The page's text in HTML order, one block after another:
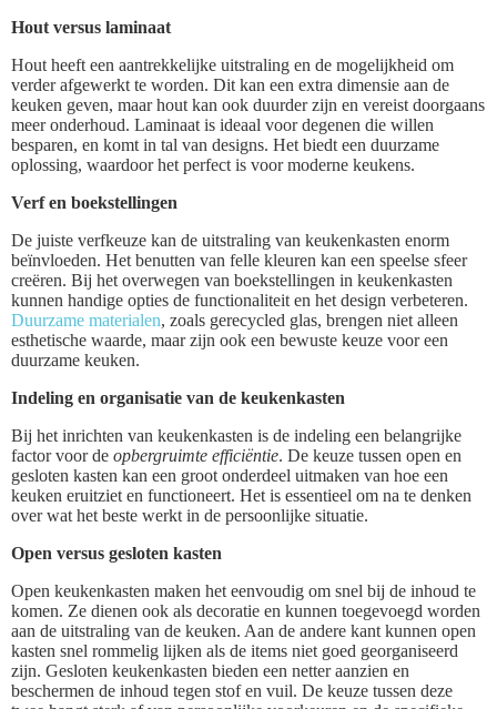
Hout versus laminaat
Hout heeft een aantrekkelijke uitstraling en de mogelijkheid om
verder afgewerkt te worden. Dit kan een extra dimensie aan de
keuken geven, maar hout kan ook duurder zijn en vereist doorgaans
meer onderhoud. Laminaat is ideaal voor degenen die willen
besparen, en komt in tal van designs. Het biedt een duurzame
oplossing, waardoor het perfect is voor moderne keukens.
Verf en boekstellingen
De juiste verfkeuze kan de uitstraling van keukenkasten enorm
beïnvloeden. Het benutten van felle kleuren kan een speelse sfeer
creëren. Bij het overwegen van boekstellingen in keukenkasten
kunnen handige opties de functionaliteit en het design verbeteren.
Duurzame materialen, zoals gerecycled glas, brengen niet alleen
esthetische waarde, maar zijn ook een bewuste keuze voor een
duurzame keuken.
Indeling en organisatie van de keukenkasten
Bij het inrichten van keukenkasten is de indeling een belangrijke
factor voor de opbergruimte efficiëntie. De keuze tussen open en
gesloten kasten kan een groot onderdeel uitmaken van hoe een
keuken eruitziet en functioneert. Het is essentieel om na te denken
over wat het beste werkt in de persoonlijke situatie.
Open versus gesloten kasten
Open keukenkasten maken het eenvoudig om snel bij de inhoud te
komen. Ze dienen ook als decoratie en kunnen toegevoegd worden
aan de uitstraling van de keuken. Aan de andere kant kunnen open
kasten snel rommelig lijken als de items niet goed georganiseerd
zijn. Gesloten keukenkasten bieden een netter aanzien en
beschermen de inhoud tegen stof en vuil. De keuze tussen deze